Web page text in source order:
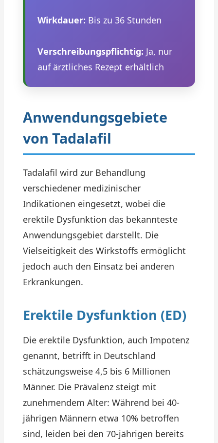
Wirkdauer: Bis zu 36 Stunden
Verschreibungspflichtig: Ja, nur
auf ärztliches Rezept erhältlich
Anwendungsgebiete
von Tadalafil
Tadalafil wird zur Behandlung
verschiedener medizinischer
Indikationen eingesetzt, wobei die
erektile Dysfunktion das bekannteste
Anwendungsgebiet darstellt. Die
Vielseitigkeit des Wirkstoffs ermöglicht
jedoch auch den Einsatz bei anderen
Erkrankungen.
Erektile Dysfunktion (ED)
Die erektile Dysfunktion, auch Impotenz
genannt, betrifft in Deutschland
schätzungsweise 4,5 bis 6 Millionen
Männer. Die Prävalenz steigt mit
zunehmendem Alter: Während bei 40-
jährigen Männern etwa 10% betroffen
sind, leiden bei den 70-jährigen bereits